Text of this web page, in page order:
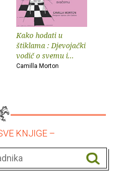
Kako hodati u
štiklama : Djevojački
vodič o svemu i...
Camilla Morton
KNJIGE –